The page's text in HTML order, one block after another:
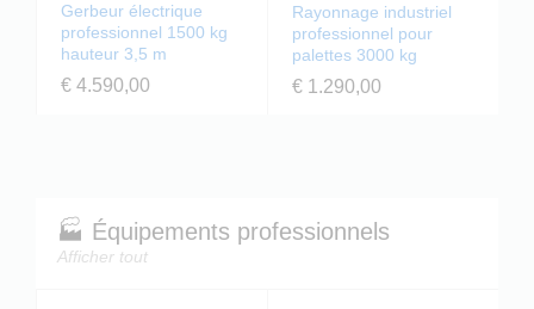
Gerbeur électrique
professionnel 1500 kg
hauteur 3,5 m
€ 4.590,00
Rayonnage industriel
professionnel pour
palettes 3000 kg
€1.290,00
🏭 Équipements professionnels
Afficher tout